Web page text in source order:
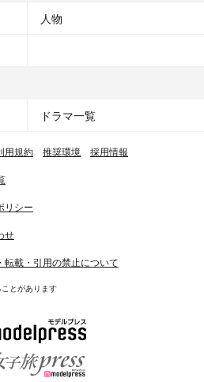
人物
ドラマ一覧
用規約 推奨環境 採用情報
リシー
せ
載・引用の禁止について
とがあります